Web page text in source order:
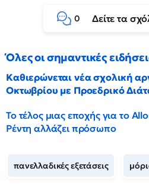
0 Δείτε τα
Όλες οι σημαντικές
Καθιερώνεται νέα σχολική
Οκτωβρίου με Προεδρικό
Το τέλος μιας εποχής για το
Ρέντη αλλάζει πρόσωπο
πανελλαδικές εξετάσεις